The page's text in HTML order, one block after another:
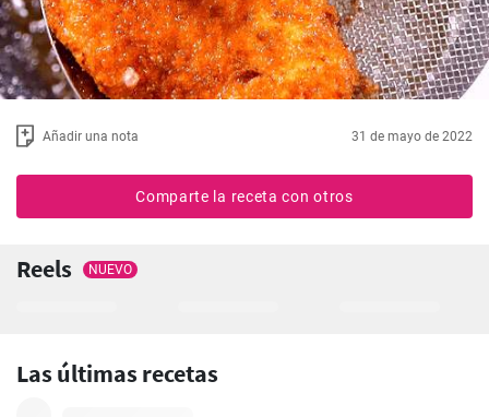
Añadir una nota 31 de mayo de 2022
Comparte la receta con otros
Reels NUEVO
Las últimas recetas